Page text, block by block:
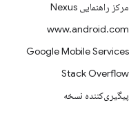
مرکز راهنمایی Nexus
www.android.com
Google Mobile Services
Stack Overflow
پیگیری‌کننده نسخه